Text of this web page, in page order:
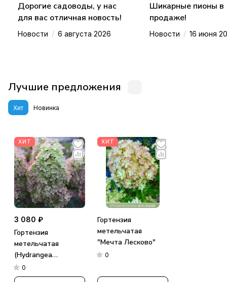
Дорогие садоводы, у нас
для вас отличная новость!
Новости / 6 августа 2026
Шикарные пионы в
продаже!
Новости / 16 июня
Лучшие предложения
Хит Новинка
ХИТ
3 080 ₽
Гортензия
метельчатая
(Hydrangea
paniculata)
«Metallica»
0
ХИТ
Гортензия
метельчатая
"Мечта Лесково"
0